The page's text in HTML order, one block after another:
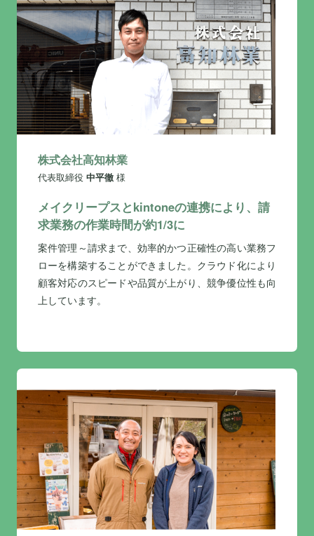
株式会社高知林業
代表取締役 中平徹様
メイクリープスとkintoneの連携により、請
求業務の作業時間が約1/3に
案件管理～請求まで、効率的かつ正確性の高い業務フ
ローを構築することができました。クラウド化により
顧客対応のスピードや品質が上がり、競争優位性も向
上しています。